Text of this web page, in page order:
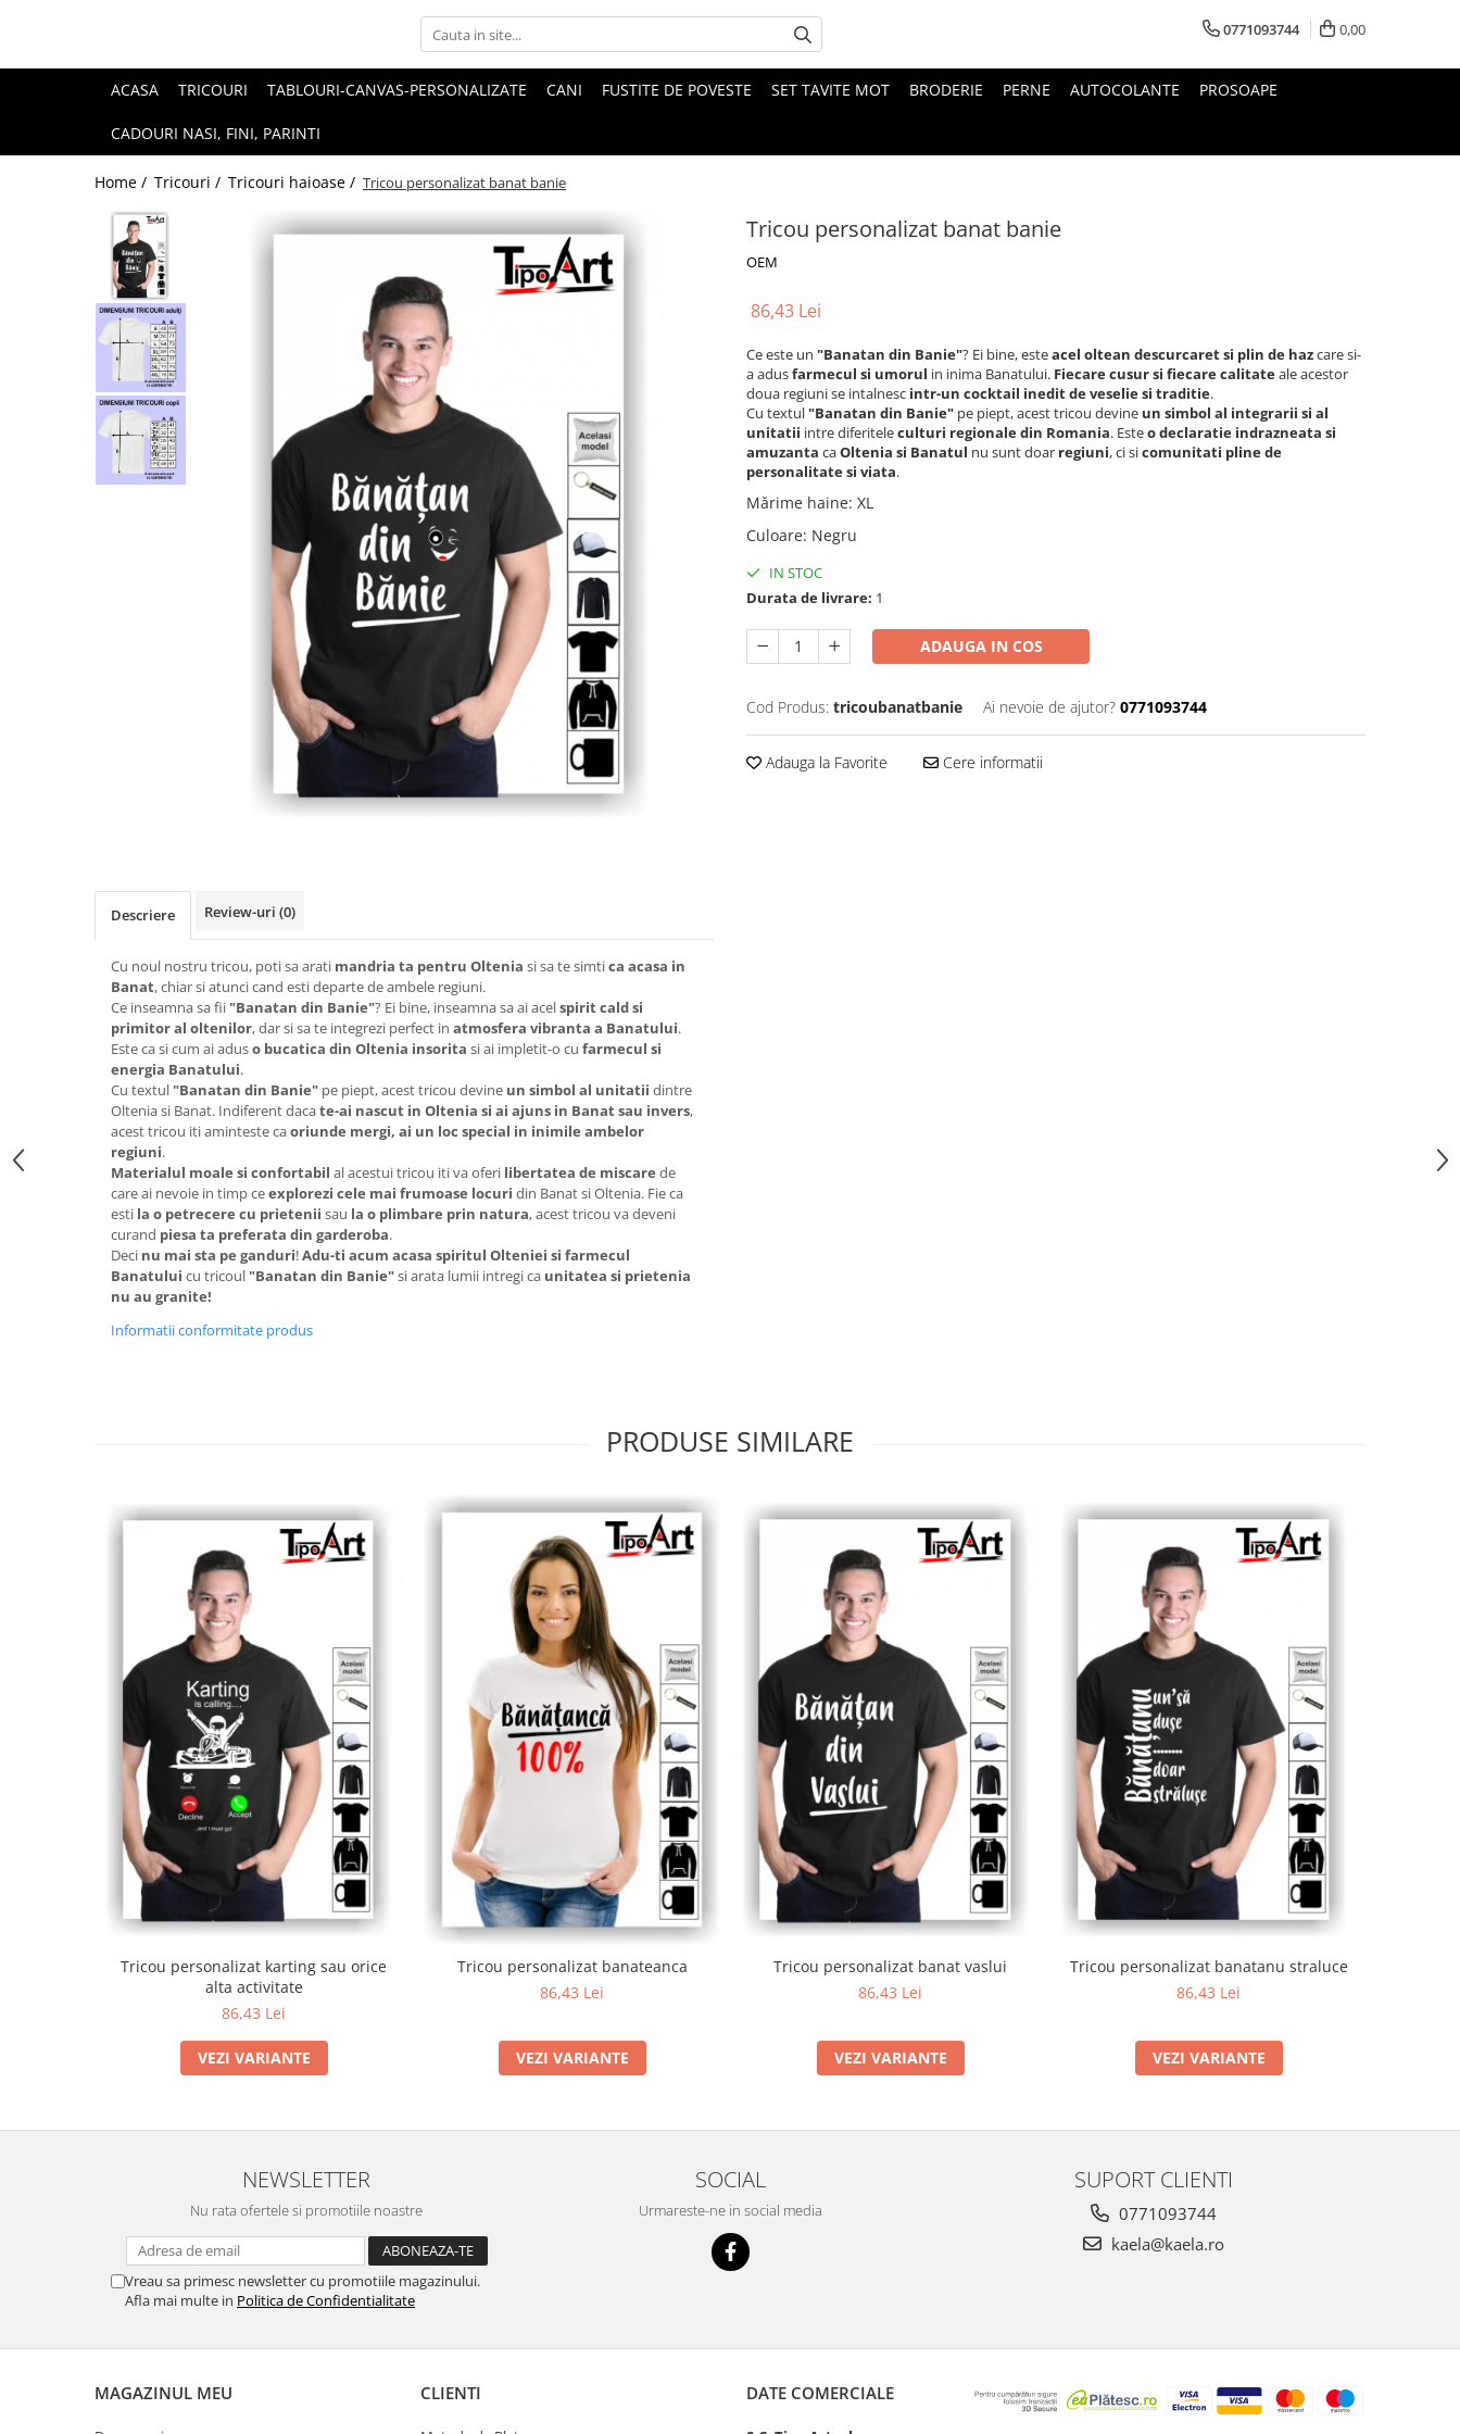
0771093744 0,00
ACASA TRICOURI TABLOURI-CANVAS-PERSONALIZATE CANI FUSTITE DE POVESTE SET TAVITE MOT BRODERIE PERNE AUTOCOLANTE PROSOAPE
CADOURI NASI, FINI, PARINTI
Home / Tricouri / Tricouri haioase / Tricou personalizat banat banie
Tricou personalizat banat banie
OEM
86,43 Lei
Ce este un "Banatan din Banie"? Ei bine, esteacel oltean descurcaret si plin de hazcare si-
a adusfarmecul si umorul in inima Banatului. Fiecare cusur si fiecare calitateale acestor
doua regiuni se intalnesc intr-un cocktail inedit de veselie si traditie.
Cu textul"Banatan din Banie" pe piept, acest tricou devine un simbol al integrarii si al
unitatii intre diferiteleculturi regionale din Romania. Esteo declaratie indrazneata si
amuzanta caOltenia si Banatul nu sunt doar regiuni, ci sicomunitati pline de
personalitate si viata.
Mărime haine: XL
Culoare: Negru
IN STOC
Durata de livrare: 1
ADAUGA IN COS
Cod Produs: tricoubanatbanie Ai nevoie de ajutor? 0771093744
Adauga la Favorite Cere informatii
Descriere Review-uri (0)
Cu noul nostru tricou, poti sa arati mandria ta pentru Oltenia si sa te simtica acasa in
Banat, chiar si atunci cand esti departe de ambele regiuni.
Ce inseamna sa fii "Banatan din Banie"? Ei bine, inseamna sa ai acelspirit cald si
primitor al oltenilor, dar si sa te integrezi perfect in atmosfera vibranta a Banatului.
Este ca si cum ai aduso bucatica din Oltenia insorita si ai impletit-o cu farmecul si
energia Banatului.
Cu textul "Banatan din Banie" pe piept, acest tricou devine un simbol al unitatii dintre
Oltenia si Banat. Indiferent dacate-ai nascut in Oltenia si ai ajuns in Banat sau invers,
acest tricou iti aminteste caoriunde mergi, ai un loc special in inimile ambelor
regiuni.
Materialul moale si confortabil al acestui tricou iti va oferi libertatea de miscare de
care ai nevoie in timp ceexplorezi cele mai frumoase locuri din Banat si Oltenia. Fie ca
esti la o petrecere cu prietenii sau la o plimbare prin natura, acest tricou va deveni
curand piesa ta preferata din garderoba.
Deci nu mai sta pe ganduri!Adu-ti acum acasa spiritul Olteniei si farmecul
Banatului cu tricoul "Banatan din Banie"si arata lumii intregi ca unitatea si prietenia
nu au granite!
Informatii conformitate produs
PRODUSE SIMILARE
Tricou personalizat karting sau orice
alta activitate
86,43 Lei
VEZI VARIANTE
Tricou personalizat banateanca
86,43 Lei
VEZI VARIANTE
Tricou personalizat banat vaslui
86,43 Lei
VEZI VARIANTE
Tricou personalizat banatanu straluce
86,43 Lei
VEZI VARIANTE
NEWSLETTER
Nu rata ofertele si promotiile noastre
Vreau sa primesc newsletter cu promotiile magazinului.
Afla mai multe in Politica de Confidentialitate
SOCIAL
Urmareste-ne in social media
SUPORT CLIENTI
0771093744
kaela@kaela.ro
MAGAZINUL MEU CLIENTI DATE COMERCIALE